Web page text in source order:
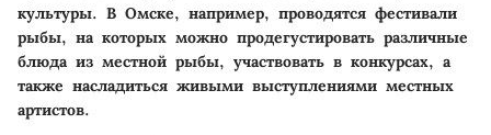
культуры. В Омске, например, проводятся фестивали
рыбы, на которых можно продегустировать различные
блюда из местной рыбы, участвовать в конкурсах, а
также насладиться живыми выступлениями местных
артистов.